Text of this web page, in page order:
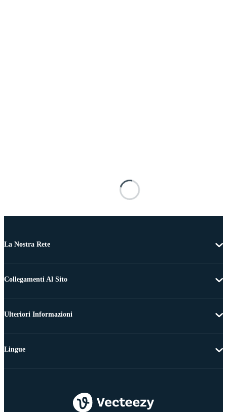
La Nostra Rete
Collegamenti Al Sito
Ulteriori Informazioni
Lingue